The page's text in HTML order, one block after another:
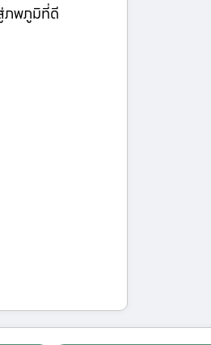
ภพภูมิที่ดี